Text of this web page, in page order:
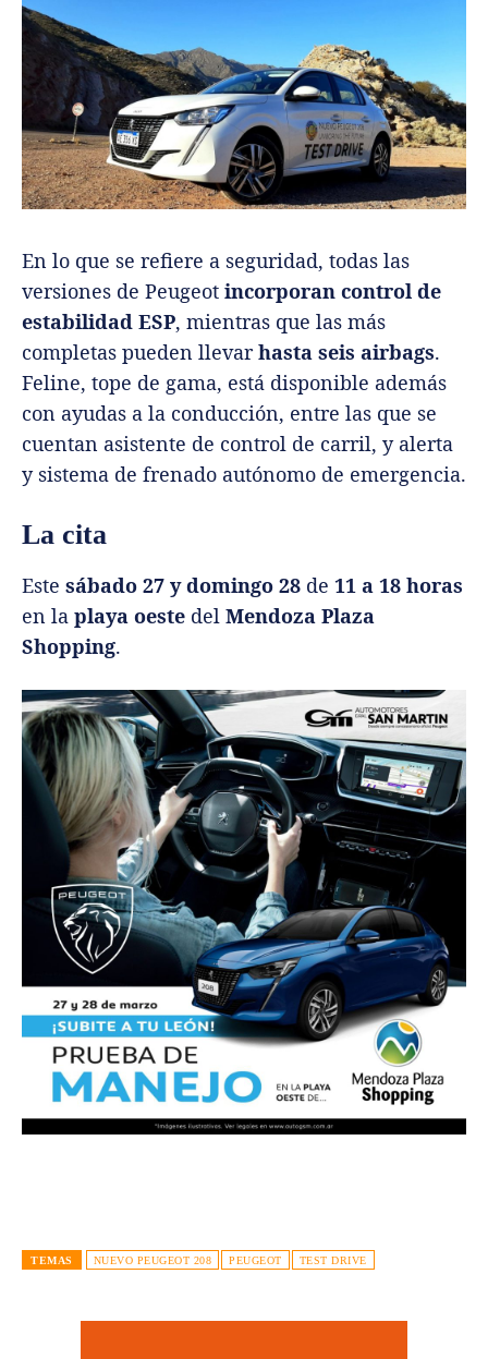
En lo que se refiere a seguridad, todas las
versiones de Peugeot incorporan control de
estabilidad ESP, mientras que las más
completas pueden llevarhasta seis airbags.
Feline, tope de gama, está disponible además
con ayudas a la conducción, entre las que se
cuentan asistente de control de carril, y alerta
y sistema de frenado autónomo de emergencia.
La cita
Este sábado 27 y domingo 28 de 11 a 18 horas
en la playa oeste del Mendoza Plaza
Shopping.
TEMAS NUEVO PEUGEOT 208 PEUGEOT TEST DRIVE